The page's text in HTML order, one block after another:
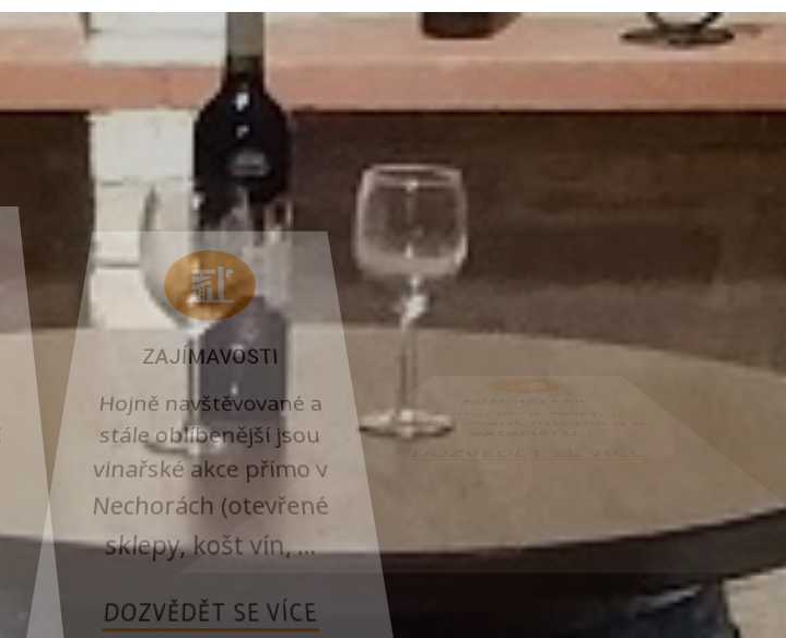
ZAJÍMAVOSTI
Hojně navštěvované a
stále oblíbenější jsou
vinařské akce přímo v
Nechorách (otevřené
sklepy, košt vín, ...
DOZVĚDĚT SE VÍCE
FOTOGALERIE
ubytování, interiéru a